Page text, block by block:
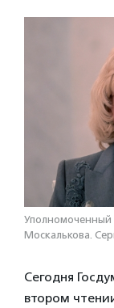
Уполномоченный
Москалькова.
Сегодня
втором